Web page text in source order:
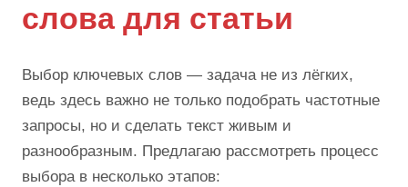
слова для статьи
Выбор ключевых слов — задача не из лёгких,
ведь здесь важно не только подобрать частотные
запросы, но и сделать текст живым и
разнообразным. Предлагаю рассмотреть процесс
выбора в несколько этапов: